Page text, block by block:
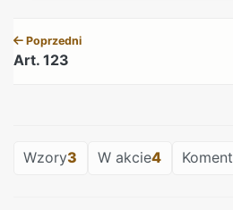
Poprzedni
Art. 123
Wzory3 W akcie4